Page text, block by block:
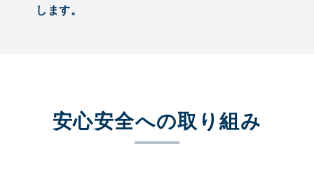
します。
安心安全への取り組み